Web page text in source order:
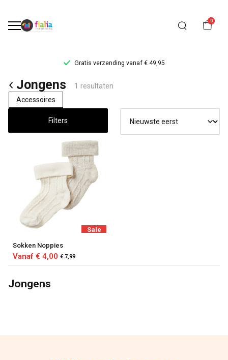
0
Gratis verzending vanaf € 49,95
Jongens
kleding
Kinderkleding
Jongens
1 resultaten
Accessoires
Filters
Sale
Sokken Noppies
Vanaf € 4,00 € 7,99
Jongens